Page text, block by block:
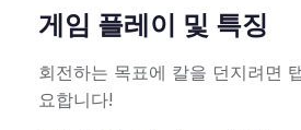
게임 플레이 및 특징
회전하는 목표에 칼을 던지려면
요합니다!